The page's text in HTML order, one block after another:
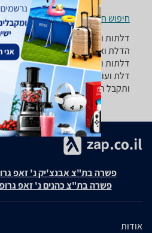
חיפוש חנויות דלתות ואביזרים לפי
הדלת ואביזר שאתה צריך? רק
דלתות ואביזרים מערכת סינון
דלת ועוד, השוואת מחירים ביותר
ותקבל החלטה חכמה!
פשרה בת"צ אבנצ'יק נ' זאפ גרופ (ת"צ
פשרה בת"צ כהנים נ' זאפ גרופ (ת"צ
אודות